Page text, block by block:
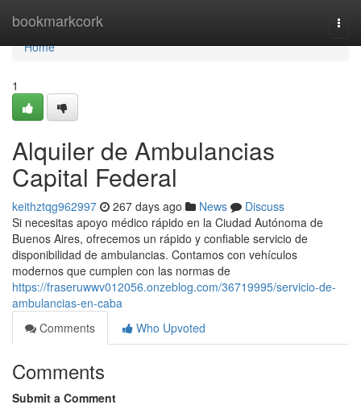
bookmarkcork
Home
Home
1
Alquiler de Ambulancias
Capital Federal
keithztqg962997 267 days ago News
Discuss
Si necesitas apoyo médico rápido en la Ciudad Autónoma de
Buenos Aires, ofrecemos un rápido y confiable servicio de
disponibilidad de ambulancias. Contamos con vehículos
modernos que cumplen con las normas de
https://fraseruwwv012056.onzeblog.com/36719995/servicio-de-
ambulancias-en-caba
Comments
Who Upvoted
Comments
Submit a Comment